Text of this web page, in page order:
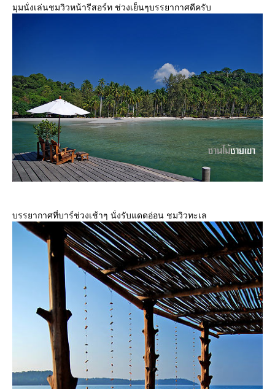
มุมนั่งเล่นชมวิวหน้ารีสอร์ท ช่วงเย็นๆบรรยากาศดีครับ
บรรยากาศที่บาร์ช่วงเช้าๆ นั่งรับแดดอ่อน ชมวิวทะเล